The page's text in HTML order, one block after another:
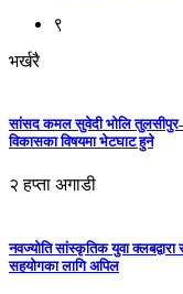
९
भर्खरै
सांसद कमल सुवेदी भोलि
विकासका विषयमा भेटघाट हुने
२ हप्ता अगाडी
नवज्योति सांस्कृतिक युवा
सहयोगका लागि अपिल